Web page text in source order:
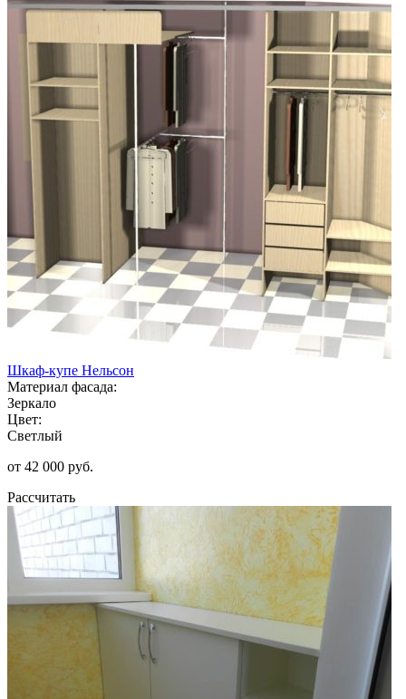
Шкаф-купе Нельсон
Материал фасада:
Зеркало
Цвет:
Светлый
от 42 000 руб.
Рассчитать